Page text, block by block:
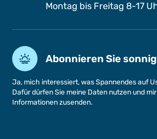
Montag bis Freitag 8-17
Abonnieren Sie
Ja, mich interessiert, was Spannendes auf
Dafür dürfen Sie meine Daten nutzen und
Informationen zusenden.